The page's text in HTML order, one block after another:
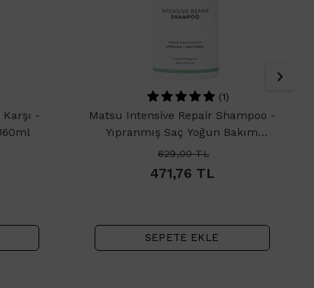
-
(1)
Matsu Intensive Repair Shampoo -
Yıpranmış Saç Yoğun Bakım
Şampuanı 350ml
629,00TL
471,76 TL
SEPETE EKLE